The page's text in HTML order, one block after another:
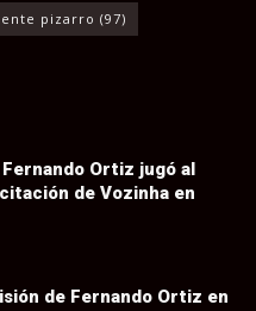
pizarro (97)
Fernando Ortiz jugó al
de Vozinha en
de Fernando Ortiz en